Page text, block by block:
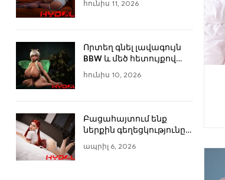
Ինչպես գնել անվտանգ
հունիս 11, 2026
Որտեղ գնել լավագույն
BBW և մեծ հետույքով
սեքս տիկնիկները
առցանց
հունիս 10, 2026
Բացահայտում ենք
ներքին գեղեցկությունը
սիրո տիկնիկների
միջոցով
ապրիլ 6, 2026